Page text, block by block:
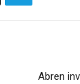
Abren